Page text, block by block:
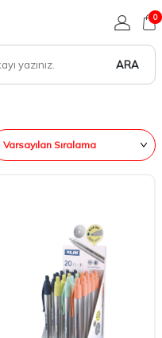
ARA
0